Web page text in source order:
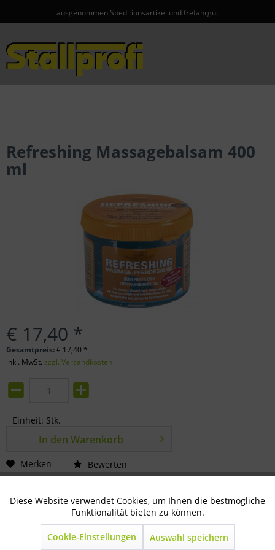
ausgenommen Speditionsartikel und Gefahrgut
Refreshing Massagebalsam 400
ml
€ 17,40 *
Gesamtpreis:€ 17,40 *
inkl. MwSt. zzgl. Versandkosten
Einheit: Stk.
In den Warenkorb
Merken Bewerten
Beschreibung
Erfrischend kühlendes Gel kühlendes und entspannendes...
Technisch notwendig Aktiv
Marketing Inaktiv
Diese Website verwendet Cookies, um Ihnen die bestmögliche
Funktionalität bieten zu können.
Cookie-Einstellungen Auswahl speichern